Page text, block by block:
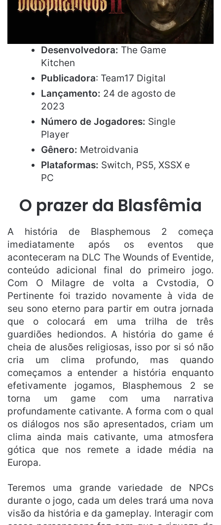
Desenvolvedora: The Game
Kitchen
Publicadora: Team17 Digital
Lançamento: 24 de agosto de
2023
Número de Jogadores: Single
Player
Gênero: Metroidvania
Plataformas: Switch, PS5, XSSX e
PC
O prazer da Blasfêmia
A história de Blasphemous 2 começa
imediatamente após os eventos que
aconteceram na DLC The Wounds of Eventide,
conteúdo adicional final do primeiro jogo.
Com O Milagre de volta a Cvstodia, O
Pertinente foi trazido novamente à vida de
seu sono eterno para partir em outra jornada
que o colocará em uma trilha de três
guardiões hediondos. A história do game é
cheia de alusões religiosas, isso por si só não
cria um clima profundo, mas quando
começamos a entender a história enquanto
efetivamente jogamos, Blasphemous 2 se
torna um game com uma narrativa
profundamente cativante. A forma com o qual
os diálogos nos são apresentados, criam um
clima ainda mais cativante, uma atmosfera
gótica que nos remete a idade média na
Europa.
Teremos uma grande variedade de NPCs
durante o jogo, cada um deles trará uma nova
visão da história e da gameplay. Interagir com